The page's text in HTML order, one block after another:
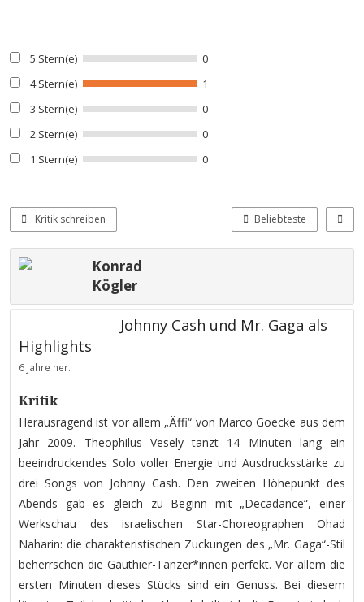
5 Stern(e)
0
4 Stern(e)
1
3 Stern(e)
0
2 Stern(e)
0
1 Stern(e)
0
Kritik schreiben Beliebteste
Konrad
Kögler
Johnny Cash und Mr. Gaga als
Highlights
6 Jahre her.
Kritik
Herausragend ist vor allem „Äffi“ von Marco Goecke aus dem
Jahr 2009. Theophilus Vesely tanzt 14 Minuten lang ein
beeindruckendes Solo voller Energie und Ausdrucksstärke zu
drei Songs von Johnny Cash. Den zweiten Höhepunkt des
Abends gab es gleich zu Beginn mit „Decadance“, einer
Werkschau des israelischen Star-Choreographen Ohad
Naharin: die charakteristischen Zuckungen des „Mr. Gaga“-Stil
beherrschen die Gauthier-Tänzer*innen perfekt. Vor allem die
ersten Minuten dieses Stücks sind ein Genuss. Bei diesem